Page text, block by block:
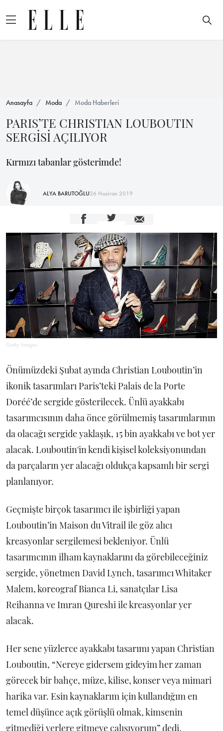
Anasayfa Moda Moda Haberleri
PARIS’TE CHRISTIAN LOUBOUTIN
SERGİSİ AÇILIYOR
Kırmızı tabanlar gösterimde!
ALYA BARUTOĞLU26 Haziran 2019
Getty Images
Önümüzdeki Şubat ayında Christian Louboutin’in
ikonik tasarımları Paris’teki Palais de la Porte
Doréé’de sergide gösterilecek. Ünlü ayakkabı
tasarımcısının daha önce görülmemiş tasarımlarının
da olacağı sergide yaklaşık, 15 bin ayakkabı ve bot yer
alacak. Louboutin'in kendi kişisel koleksiyonundan
da parçaların yer alacağı oldukça kapsamlı bir sergi
planlanıyor.
Geçmişte birçok tasarımcı ile işbirliği yapan
Louboutin’in Maison du Vitrail ile göz alıcı
kreasyonlar sergilemesi bekleniyor. Ünlü
tasarımcının ilham kaynaklarını da görebileceğiniz
sergide, yönetmen David Lynch, tasarımcı Whitaker
Malem, koreograf Bianca Li, sanatçılar Lisa
Reihanna ve Imran Qureshi ile kreasyonlar yer
alacak.
Her sene yüzlerce ayakkabı tasarımı yapan Christian
Louboutin, “Nereye gidersem gideyim her zaman
görecek bir bahçe, müze, kilise, konser veya mimari
harika var. Esin kaynaklarım için kullandığım en
temel düşünce açık görüşlü olmak, kimsenin
gitmediği yerlere gitmeye çalışıyorum” dedi.